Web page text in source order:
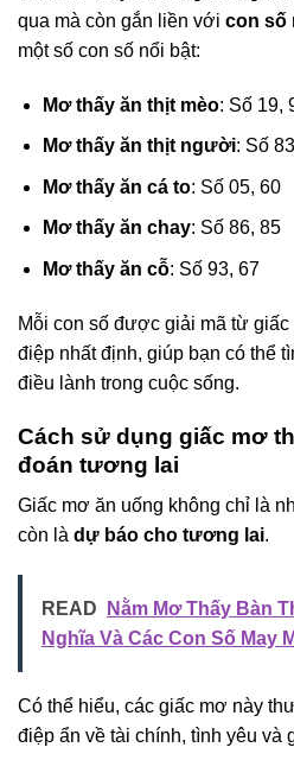
qua mà còn gắn liền với con số
một số con số nổi bật:
Mơ thấy ăn thịt mèo: Số 19,
Mơ thấy ăn thịt người: Số
Mơ thấy ăn cá to: Số 05, 60
Mơ thấy ăn chay: Số 86, 85
Mơ thấy ăn cỗ: Số 93, 67
Mỗi con số được giải mã từ
điệp nhất định, giúp bạn có thể
điều lành trong cuộc sống.
Cách sử dụng giấc mơ
đoán tương lai
Giấc mơ ăn uống không chỉ là
còn là dự báo cho tương lai.
READ
Nằm Mơ Thấy Bàn
Nghĩa Và Các Con Số May
Có thể hiểu, các giấc mơ này
điệp ẩn về tài chính, tình yêu và